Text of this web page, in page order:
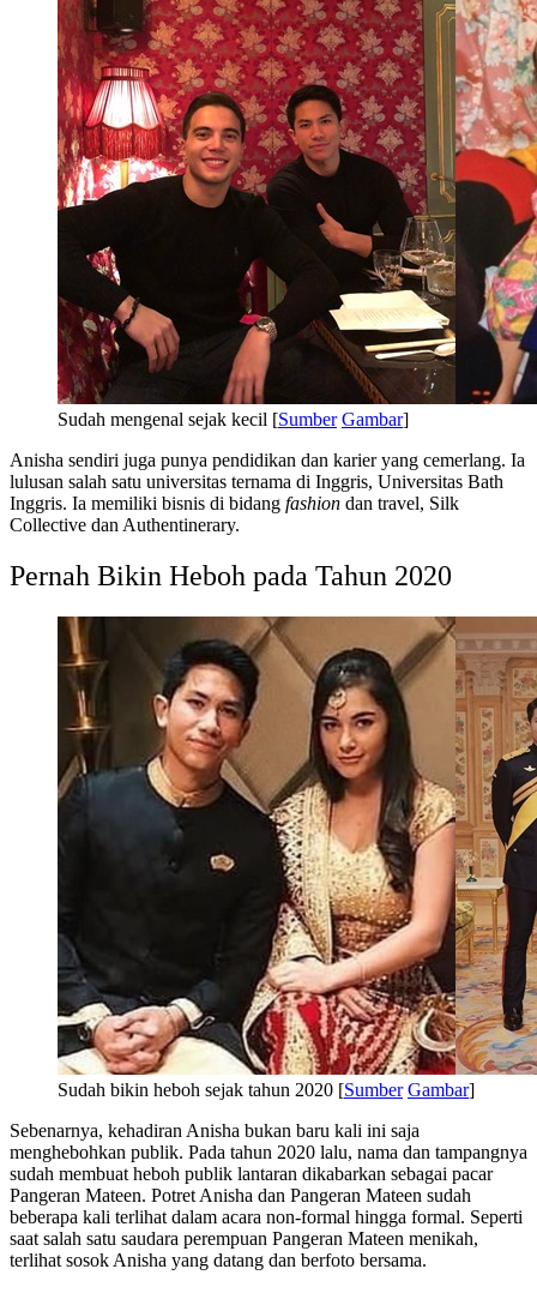
Sudah mengenal sejak kecil [Sumber Gambar]
Anisha sendiri juga punya pendidikan dan karier yang cemerlang. Ia
lulusan salah satu universitas ternama di Inggris, Universitas Bath
Inggris. Ia memiliki bisnis di bidang fashion dan travel, Silk
Collective dan Authentinerary.
Pernah Bikin Heboh pada Tahun 2020
Sudah bikin heboh sejak tahun 2020 [Sumber Gambar]
Sebenarnya, kehadiran Anisha bukan baru kali ini saja
menghebohkan publik. Pada tahun 2020 lalu, nama dan tampangnya
sudah membuat heboh publik lantaran dikabarkan sebagai pacar
Pangeran Mateen. Potret Anisha dan Pangeran Mateen sudah
beberapa kali terlihat dalam acara non-formal hingga formal. Seperti
saat salah satu saudara perempuan Pangeran Mateen menikah,
terlihat sosok Anisha yang datang dan berfoto bersama.